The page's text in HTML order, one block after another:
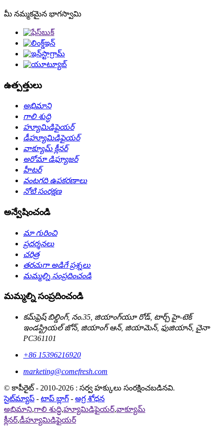
మీ నమ్మకమైన భాగస్వామి
ఉత్పత్తులు
అభిమాని
గాలి శుద్ధి
హ్యూమిడిఫైయర్
డీహ్యూమిడిఫైయర్
వాక్యూమ్ క్లీనర్
అరోమా డిఫ్యూజర్
హీటర్
వంటగది ఉపకరణాలు
నోటి సంరక్షణ
అన్వేషించండి
మా గురించి
ప్రదర్శనలు
చరిత్ర
తరచుగా అడిగే ప్రశ్నలు
మమ్మల్ని సంప్రదించండి
మమ్మల్ని సంప్రదించండి
కమ్‌ఫ్రెష్ బిల్డింగ్, నం.35, జియాంగ్‌యూ రోడ్, టార్చ్ హై-టెక్
ఇండస్ట్రియల్ జోన్, జియాంగ్ ఆన్, జియామెన్, ఫుజియాన్, చైనా
PC361101
+86 15396216920
marketing@comefresh.com
© కాపీరైట్ - 2010-2026 : సర్వ హక్కులు సంరక్షించబడినవి.
సైట్‌మ్యాప్ - టాప్ బ్లాగ్- అగ్ర శోధన
అభిమాని,గాలి శుద్ధి,హ్యూమిడిఫైయర్,వాక్యూమ్
క్లీనర్,డీహ్యూమిడిఫైయర్